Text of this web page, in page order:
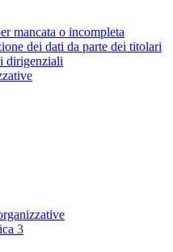
mancata o incompleta
dei dati da parte dei titolari
dirigenziali
3